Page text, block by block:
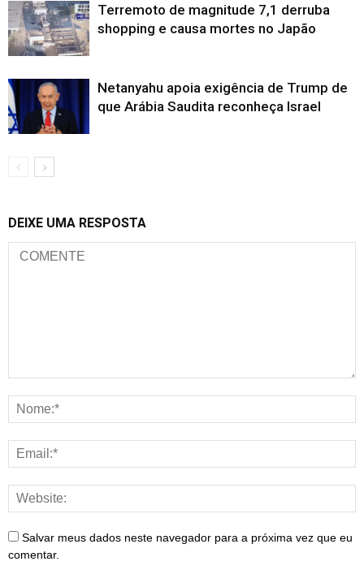
Terremoto de magnitude 7,1 derruba
shopping e causa mortes no Japão
Netanyahu apoia exigência de Trump de
que Arábia Saudita reconheça Israel
DEIXE UMA RESPOSTA
Salvar meus dados neste navegador para a próxima vez que eu
comentar.